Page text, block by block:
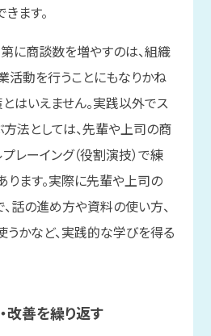
ます。
に商談数を増やすのは、組織
活動を行うことにもなりかね
はいえません。実践以外でス
法としては、先輩や上司の商
レーイング（役割演技）で練
ます。実際に先輩や上司の
話の進め方や資料の使い方、
かなど、実践的な学びを得る
改善を繰り返す